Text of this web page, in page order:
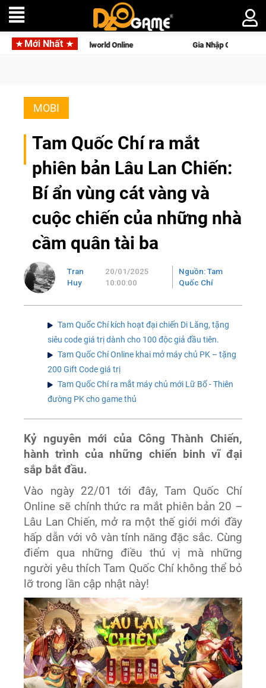
Mới Nhất
Online Gia Nhập Closed Beta Norse Saga: Cửu
MOBI
Tam Quốc Chí ra mắt
phiên bản Lâu Lan Chiến:
Bí ẩn vùng cát vàng và
cuộc chiến của những nhà
cầm quân tài ba
Tran
Huy
20/01/2025
10:00:00
Nguồn: Tam
Quốc Chí
Tam Quốc Chí kích hoạt đại chiến Di Lăng, tặng
siêu code giá trị dành cho 100 độc giả đầu tiên.
Tam Quốc Chí Online khai mở máy chủ PK – tặng
200 Gift Code giá trị
Tam Quốc Chí ra mắt máy chủ mới Lữ Bố - Thiên
đường PK cho game thủ
Kỷ nguyên mới của Công Thành Chiến,
hành trình của những chiến binh vĩ đại
sắp bắt đầu.
Vào ngày 22/01 tới đây, Tam Quốc Chí
Online sẽ chính thức ra mắt phiên bản 20 –
Lâu Lan Chiến, mở ra một thế giới mới đầy
hấp dẫn với vô vàn tính năng đặc sắc. Cùng
điểm qua những điều thú vị mà những
người yêu thích Tam Quốc Chí không thể bỏ
lỡ trong lần cập nhật này!